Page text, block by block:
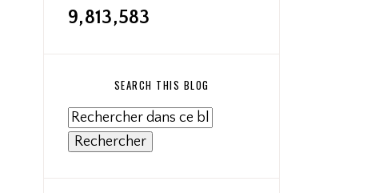
9,813,583
SEARCH THIS BLOG